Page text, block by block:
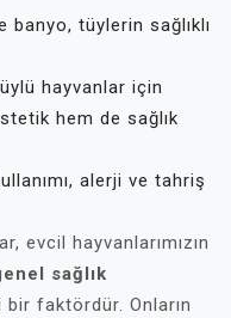
banyo, tüylerin sağlıklı
hayvanlar için
hem de sağlık
alerji ve tahriş
evcil hayvanlarımızın
sağlık
faktördür. Onların